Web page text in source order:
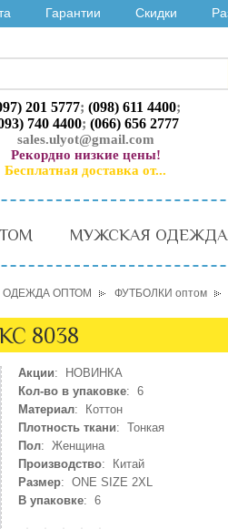
Гарантии Скидки
201 5777; (098) 611 4400;
740 4400; (066) 656 2777
sales.ulyot@gmail.com
Рекордно низкие цены!
Бесплатная доставка от...
МУЖСКАЯ
ОПТОМ ФУТБОЛКИ оптом
8038
Акции: НОВИНКА
Кол-во в упаковке: 6
Материал: Коттон
Плотность ткани: Тонкая
Пол: Женщина
Производство: Китай
Размер: ONE SIZE 2XL
В упаковке: 6